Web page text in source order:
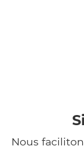
Nous